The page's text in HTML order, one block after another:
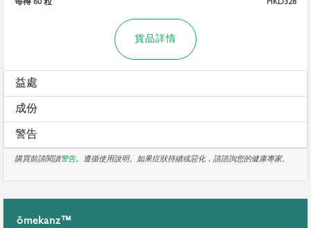
貨品詳情
益處
成份
警告
購買前請閱讀警告。遵循使用說明。如果症狀持續或惡化，請諮詢您的健康專家。
ōmekanz™